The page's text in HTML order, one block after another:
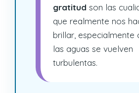
gratitud son las
que realmente nos
brillar, especialmente
las aguas se vuelven
turbulentas.